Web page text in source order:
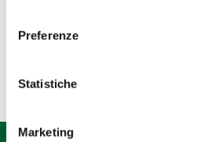
Preferenze
Statistiche
Marketing